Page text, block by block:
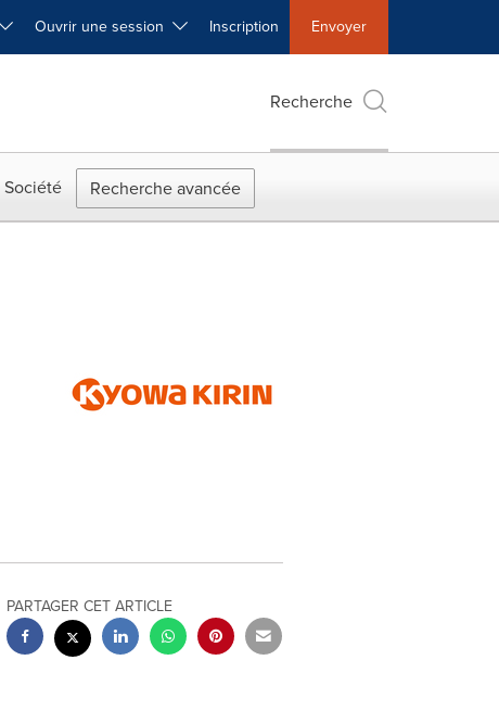
Ouvrir une session Inscription Envoyer
Recherche
Société Recherche avancée
PARTAGER CET ARTICLE